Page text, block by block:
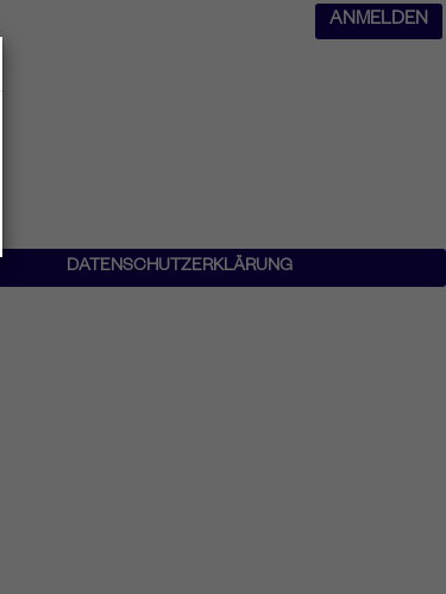
ANMELDEN
DATENSCHUTZERKLÄRUNG